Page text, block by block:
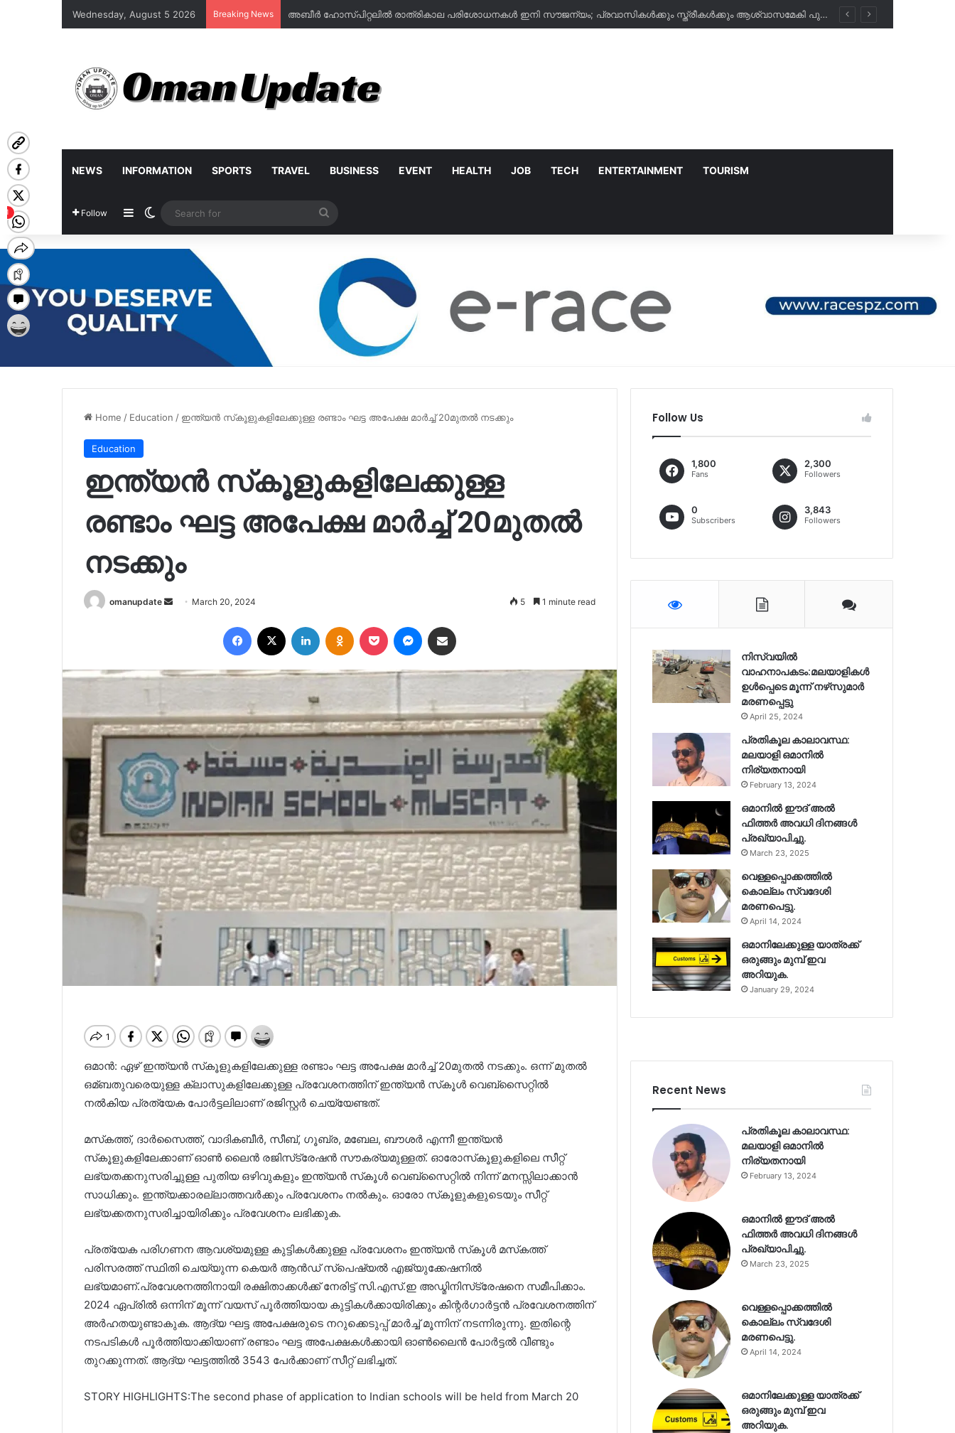
Wednesday, August 5 2026 Breaking News അബീർ ഹോസ്പിറ്റലിൽ രാത്രികാല പരിശോധനകൾ ഇനി സൗജന്യം; പ്രവാസികൾക്കും സ്ത്രീകൾക്കും ആശ്വാസമേകി പുതിയ പദ്ധതി!
NEWS INFORMATION SPORTS TRAVEL BUSINESS EVENT HEALTH JOB TECH ENTERTAINMENT TOURISM
Follow SidebarSwitch skin
for
Home / Education / ഇന്ത്യന്‍ സ്‌കൂളുകളിലേക്കുള്ള രണ്ടാം ഘട്ട അപേക്ഷ മാര്‍ച്ച്‌ 20മുതല്‍ നടക്കും
Education
ഇന്ത്യന്‍ സ്‌കൂളുകളിലേക്കുള്ള
രണ്ടാം ഘട്ട അപേക്ഷ മാര്‍ച്ച്‌ 20മുതല്‍
നടക്കും
omanupdate
Send March 20, 2024 5 1 minute read
Facebook LinkedIn Odnoklassniki
Pocket Messenger
ഒമാൻ: ഏഴ് ഇന്ത്യന്‍ സ്‌കൂളുകളിലേക്കുള്ള രണ്ടാം ഘട്ട അപേക്ഷ മാര്‍ച്ച്‌ 20മുതല്‍ നടക്കും. ഒന്ന് മുതല്‍
ഒമ്ബതുവരെയുള്ള ക്ലാസുകളിലേക്കുള്ള പ്രവേശനത്തിന് ഇന്ത്യന്‍ സ്‌കൂള്‍ വെബ്‌സൈറ്റില്‍
നല്‍കിയ പ്രത്യേക പോര്‍ട്ടലിലാണ് രജിസ്റ്റര്‍ ചെയ്യേണ്ടത്.
മസ്‌കത്ത്, ദാര്‍സൈത്ത്, വാദികബീര്‍, സീബ്, ഗൂബ്ര, മബേല, ബൗശര്‍ എന്നീ ഇന്ത്യന്‍
സ്‌കൂളുകളിലേക്കാണ് ഓണ്‍ ലൈന്‍ രജിസ്‌ട്രേഷന്‍ സൗകര്യമുള്ളത്. ഓരോസ്‌കൂളുകളിലെ സീറ്റ്
ലഭ്യതക്കനുസരിച്ചുള്ള പുതിയ ഒഴിവുകളും ഇന്ത്യന്‍ സ്‌കൂള്‍ വെബ്‌സൈറ്റില്‍ നിന്ന് മനസ്സിലാക്കാന്‍
സാധിക്കും. ഇന്ത്യക്കാരല്ലാത്തവര്‍ക്കും പ്രവേശനം നല്‍കും. ഓരോ സ്‌കൂളുകളുടെയും സീറ്റ്
ലഭ്യക്കതനുസരിച്ചായിരിക്കും പ്രവേശനം ലഭിക്കുക.
പ്രത്യേക പരിഗണന ആവശ്യമുള്ള കുട്ടികള്‍ക്കുള്ള പ്രവേശനം ഇന്ത്യന്‍ സ്‌കൂള്‍ മസ്‌കത്ത്
പരിസരത്ത് സ്ഥിതി ചെയ്യുന്ന കെയര്‍ ആന്‍ഡ് സ്പെഷ്യല്‍ എജ്യുക്കേഷനില്‍
ലഭ്യമാണ്.പ്രവേശനത്തിനായി രക്ഷിതാക്കള്‍ക്ക് നേരിട്ട് സി.എസ്.ഇ അഡ്മിനിസ്‌ട്രേഷനെ സമീപിക്കാം.
2024 ഏപ്രില്‍ ഒന്നിന് മൂന്ന് വയസ് പൂര്‍ത്തിയായ കുട്ടികള്‍ക്കായിരിക്കും കിന്റര്‍ഗാര്‍ട്ടന്‍ പ്രവേശനത്തിന്
അര്‍ഹതയുണ്ടാകുക. ആദ്യ ഘട്ട അപേക്ഷരുടെ നറുക്കെടുപ്പ് മാര്‍ച്ച്‌ മൂന്നിന് നടന്നിരുന്നു. ഇതിന്റെ
നടപടികള്‍ പൂര്‍ത്തിയാക്കിയാണ് രണ്ടാം ഘട്ട അപേക്ഷകള്‍ക്കായി ഓണ്‍ലൈന്‍ പോര്‍ട്ടല്‍ വീണ്ടും
തുറക്കുന്നത്. ആദ്യ ഘട്ടത്തില്‍ 3543 പേര്‍ക്കാണ് സീറ്റ് ലഭിച്ചത്.
STORY HIGHLIGHTS:The second phase of application to Indian schools will be held from March 20
Follow Us
1,800
Fans
2,300
Followers
0
Subscribers
3,843
Followers
നിസ്‌വയിൽ
വാഹനാപകടം:മലയാളികള്‍
ഉള്‍പ്പെടെ മൂന്ന് നഴ്‌സുമാര്‍
മരണപ്പെട്ടു
April 25, 2024
പ്രതികൂല കാലാവസ്ഥ:
മലയാളി ഒമാനിൽ
നിര്യതനായി
February 13, 2024
ഒമാനിൽ ഈദ് അൽ
ഫിത്തർ അവധി ദിനങ്ങൾ
പ്രഖ്യാപിച്ചു.
March 23, 2025
വെള്ളപ്പൊക്കത്തിൽ
കൊല്ലം സ്വദേശി
മരണപെട്ടു.
April 14, 2024
ഒമാനിലേക്കുള്ള യാത്രക്ക്
ഒരുങ്ങും മുമ്പ് ഇവ
അറിയുക.
January 29, 2024
Recent News
പ്രതികൂല കാലാവസ്ഥ:
മലയാളി ഒമാനിൽ
നിര്യതനായി
February 13, 2024
ഒമാനിൽ ഈദ് അൽ
ഫിത്തർ അവധി ദിനങ്ങൾ
പ്രഖ്യാപിച്ചു.
March 23, 2025
വെള്ളപ്പൊക്കത്തിൽ
കൊല്ലം സ്വദേശി
മരണപെട്ടു.
April 14, 2024
ഒമാനിലേക്കുള്ള യാത്രക്ക്
ഒരുങ്ങും മുമ്പ് ഇവ
അറിയുക.